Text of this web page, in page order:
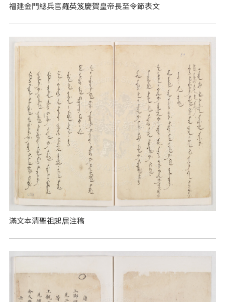
福建金門總兵官羅英笈慶賀皇帝長至令節表文
滿文本清聖祖起居注稿